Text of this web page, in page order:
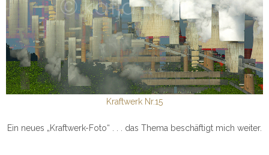
Kraftwerk Nr.15
Ein neues „Kraftwerk-Foto“ . . . das Thema beschäftigt mich weiter.